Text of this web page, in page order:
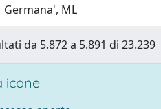
Germana', ML
da 5.872 a 5.891 di 23.239
icone